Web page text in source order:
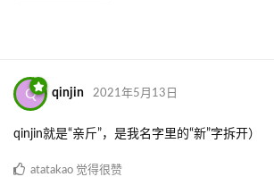
Q qinjin 2021年5月13日
qinjin就是“亲斤”，是我名字里的“新”字拆开）
atatakao 觉得很赞